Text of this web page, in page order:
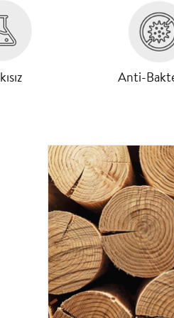
Anti-